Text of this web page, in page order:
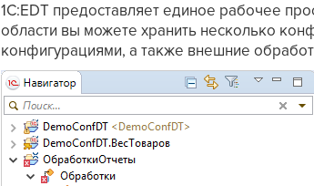
1C:EDT предоставляет единое рабочее
области вы можете хранить несколько
конфигурациями, а также внешние